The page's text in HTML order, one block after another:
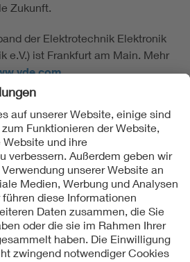
Zukunft.
der Elektrotechnik Elektronik
e.V.) ist Frankfurt am Main. Mehr